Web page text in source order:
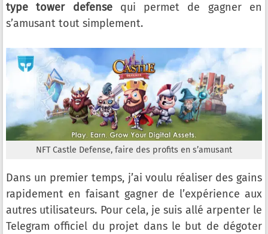
type tower defensequi permet de gagner en
s’amusant tout simplement.
NFT Castle Defense, faire des profits en s’amusant
Dans un premier temps, j’ai voulu réaliser des gains
rapidement en faisant gagner de l’expérience aux
autres utilisateurs. Pour cela, je suis allé arpenter le
Telegram officiel du projet dans le but de dégoter